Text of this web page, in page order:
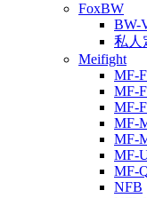
FoxBW
BW-
私人
Meifight
MF-
MF-
MF-
MF-
MF-
MF-
MF-
NFB